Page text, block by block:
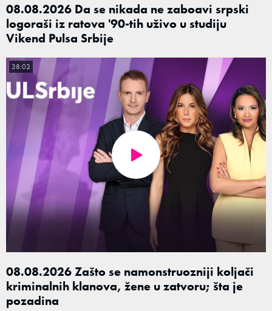
08.08.2026 Da se nikada ne zaboavi srpski
logoraši iz ratova '90-tih uživo u studiju
Vikend Pulsa Srbije
08.08.2026 Zašto se namonstruozniji koljači
kriminalnih klanova, žene u zatvoru; šta je
pozadina
38:02